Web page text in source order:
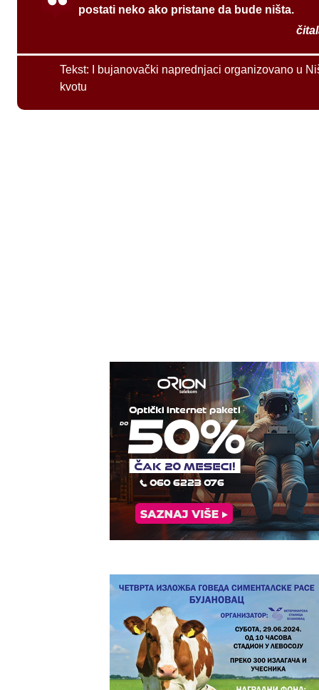
postati neko ako pristane da bude ništa.
Tekst:
I bujanovački naprednjaci organizovano u
kvotu